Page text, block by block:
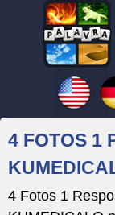
4 FOTOS 1
4 Fotos 1